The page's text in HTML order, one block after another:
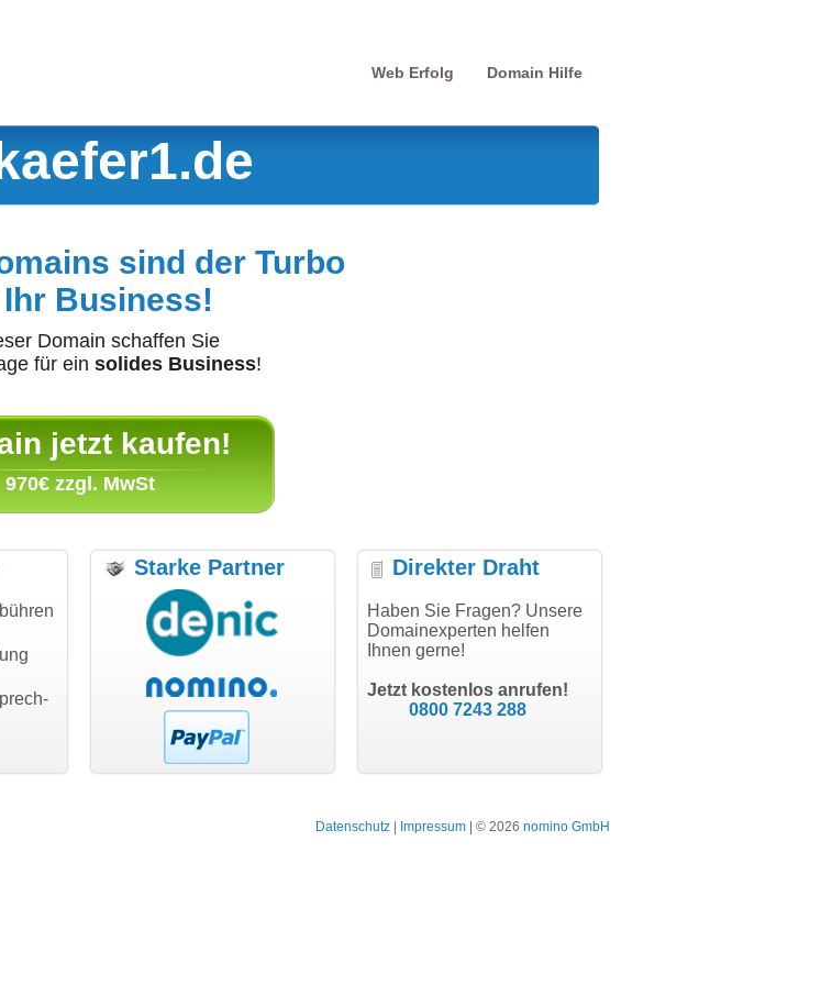
Web Erfolg Domain Hilfe
sind der Turbo
Business!
Domain schaffen Sie
für ein solides Business!
jetzt kaufen!
970€ zzgl. MwSt
"Ich bin dankbar, meine
Wunschdomain gefunden zu
haben. Die Domain passt für
hundertprozentig."
Janina Köck
Leben im Einklang
leben-im-einklang.de
"Super Abwicklung, vielen
modern software GbR
Landau an der Isar
"Vielen Dank für den
Starke Partner Direkter Draht
Haben Sie Fragen? Unsere
Domainexperten helfen
Ihnen gerne!
Jetzt kostenlos anrufen!
0800 7243 288
Datenschutz Impressum | © 2026 nomino GmbH